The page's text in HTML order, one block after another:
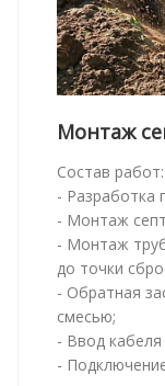
Монтаж
Состав работ:
- Разработка
- Монтаж
- Монтаж
до точки
- Обратная
смесью;
- Ввод
-